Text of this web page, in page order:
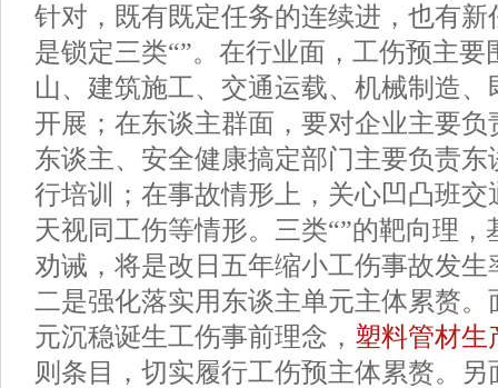
针对，既有既定任务的连续进，也有
是锁定三类“”。在行业面，工伤预主
山、建筑施工、交通运载、机械制造
开展；在东谈主群面，要对企业主要
东谈主、安全健康搞定部门主要负责
行培训；在事故情形上，关心凹凸班
天视同工伤等情形。三类“”的靶向理
劝诫，将是改日五年缩小工伤事故发生
二是强化落实用东谈主单元主体累赘
元沉稳诞生工伤事前理念， 塑料管材生
则条目，切实履行工伤预主体累赘。